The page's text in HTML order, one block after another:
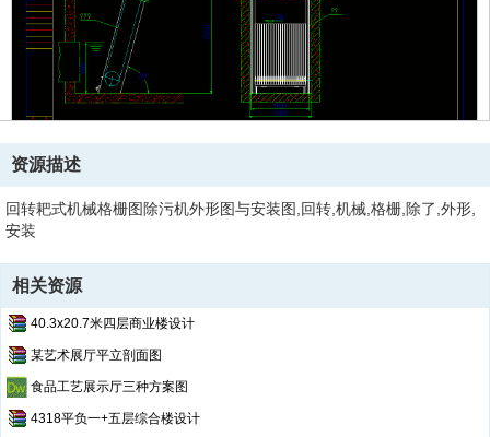
资源描述
回转耙式机械格栅图除污机外形图与安装图,回转,机械,格栅,除了,外形,
安装
相关资源
40.3x20.7米四层商业楼设计
某艺术展厅平立剖面图
食品工艺展示厅三种方案图
4318平负一+五层综合楼设计